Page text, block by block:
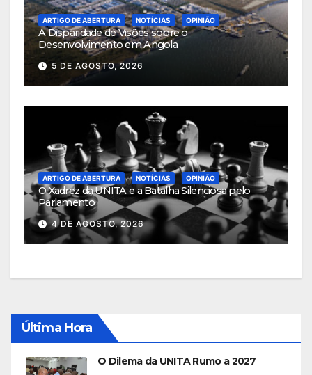
ARTIGO DE ABERTURA NOTÍCIAS OPINIÃO
A Disparidade de Visões sobre o
Desenvolvimento em Angola
5 DE AGOSTO, 2026
ARTIGO DE ABERTURA NOTÍCIAS OPINIÃO
O Xadrez da UNITA e a Batalha Silenciosa pelo
Parlamento
4 DE AGOSTO, 2026
Última Hora
O Dilema da UNITA Rumo a 2027